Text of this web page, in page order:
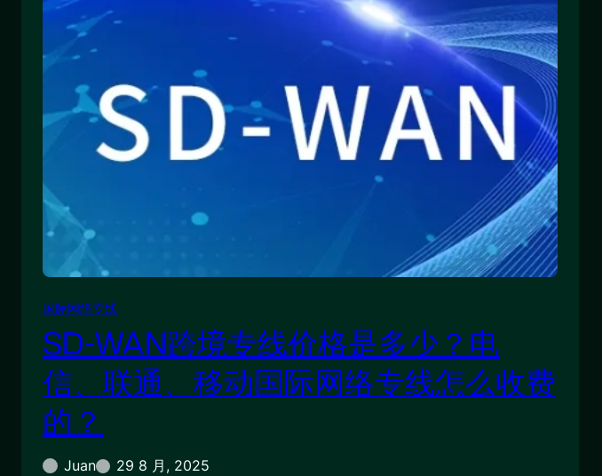
国际网络专线
SD-WAN跨境专线价格是多少？电
信、联通、移动国际网络专线怎么收费
的？
Juan
29 8 月, 2025